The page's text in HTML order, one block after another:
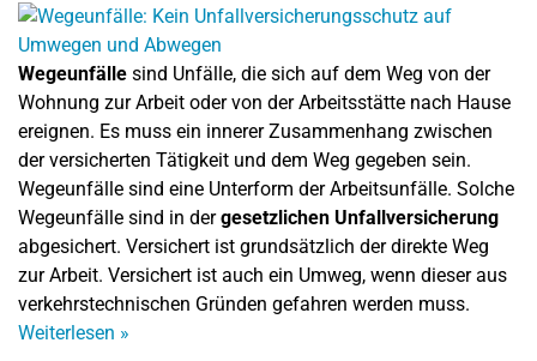
Wegeunfälle sind Unfälle, die sich auf dem Weg von der
Wohnung zur Arbeit oder von der Arbeitsstätte nach Hause
ereignen. Es muss ein innerer Zusammenhang zwischen
der versicherten Tätigkeit und dem Weg gegeben sein.
Wegeunfälle sind eine Unterform der Arbeitsunfälle. Solche
Wegeunfälle sind in dergesetzlichen Unfallversicherung
abgesichert. Versichert ist grundsätzlich der direkte Weg
zur Arbeit. Versichert ist auch ein Umweg, wenn dieser aus
verkehrstechnischen Gründen gefahren werden muss.
Weiterlesen »